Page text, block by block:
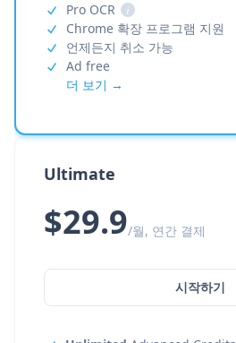
Pro OCR
i
Chrome 확장 프로그램 지원
언제든지 취소 가능
Ad free
더 보기 →
Ultimate
$29.9/월, 연간 결제
시작하기